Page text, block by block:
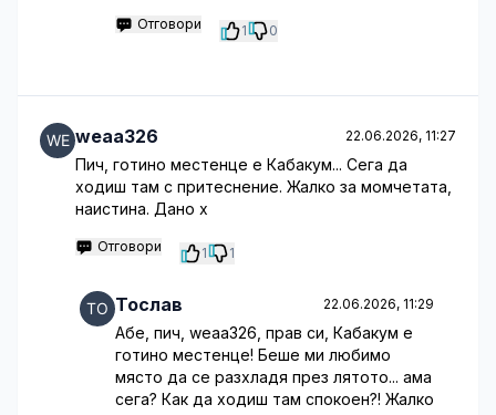
Отговори 1 0
weaa326 22.06.2026, 11:27
Пич, готино местенце е Кабакум... Сега да
ходиш там с притеснение. Жалко за момчетата,
наистина. Дано х
Отговори 1 1
Тослав 22.06.2026, 11:29
Абе, пич, weaa326, прав си, Кабакум е
готино местенце! Беше ми любимо
място да се разхладя през лятото... ама
сега? Как да ходиш там спокоен?! Жалко